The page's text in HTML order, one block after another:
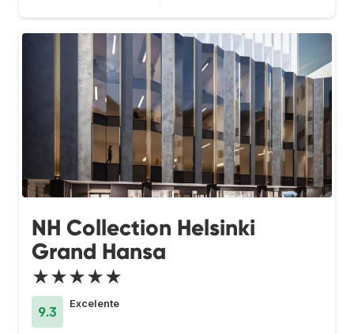
NH Collection Helsinki
Grand Hansa
★★★★★
9.3
Excelente